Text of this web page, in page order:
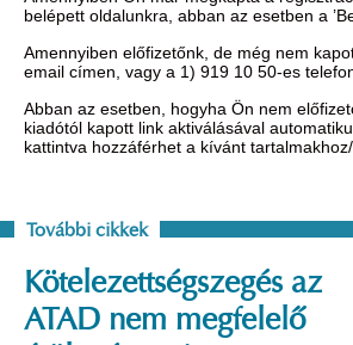
belépett oldalunkra, abban az esetben a
Amennyiben előfizetőnk, de még nem
email címen, vagy a 1) 919 10 50-es
Abban az esetben, hogyha Ön nem
kiadótól kapott link aktiválásával
kattintva hozzáférhet a kívánt
További cikkek
Kötelezettségszegés az
ATAD nem megfelelő